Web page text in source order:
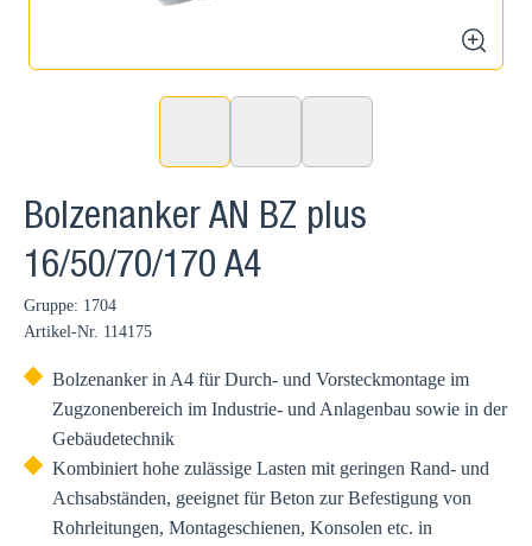
zoom
Bolzenanker AN BZ plus
16/50/70/170 A4
Gruppe: 1704
Artikel-Nr. 114175
Bolzenanker in A4 für Durch- und Vorsteckmontage im
Zugzonenbereich im Industrie- und Anlagenbau sowie in der
Gebäudetechnik
Kombiniert hohe zulässige Lasten mit geringen Rand- und
Achsabständen, geeignet für Beton zur Befestigung von
Rohrleitungen, Montageschienen, Konsolen etc. in